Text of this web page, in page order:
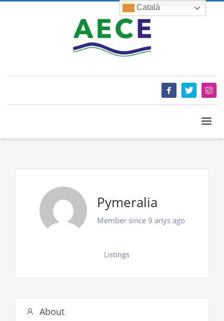
Pymeralia
Member since 9 anys ago
Listings
About
Català